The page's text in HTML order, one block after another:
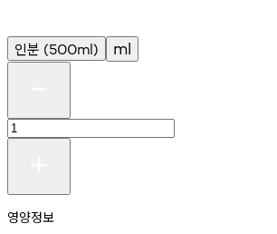
인분 (500ml) ml
영양정보